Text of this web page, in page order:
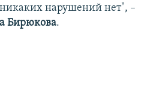
нарушений нет", –
Бирюкова.